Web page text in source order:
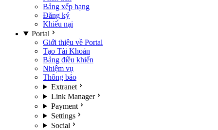
Bảng xếp hạng
Đăng ký
Khiếu nại
Portal
Giới thiệu về Portal
Tạo Tài Khoản
Bảng điều khiển
Nhiệm vụ
Thông báo
Extranet
Link Manager
Payment
Settings
Social